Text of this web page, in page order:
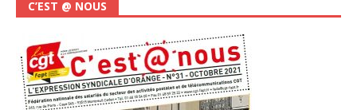
C’EST @ NOUS